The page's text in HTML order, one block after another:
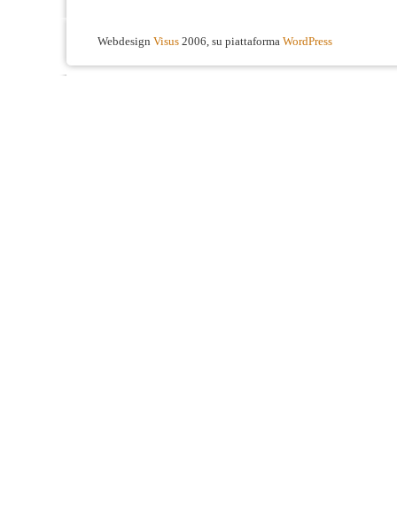
Webdesign Visus 2006, su piattaforma WordPress